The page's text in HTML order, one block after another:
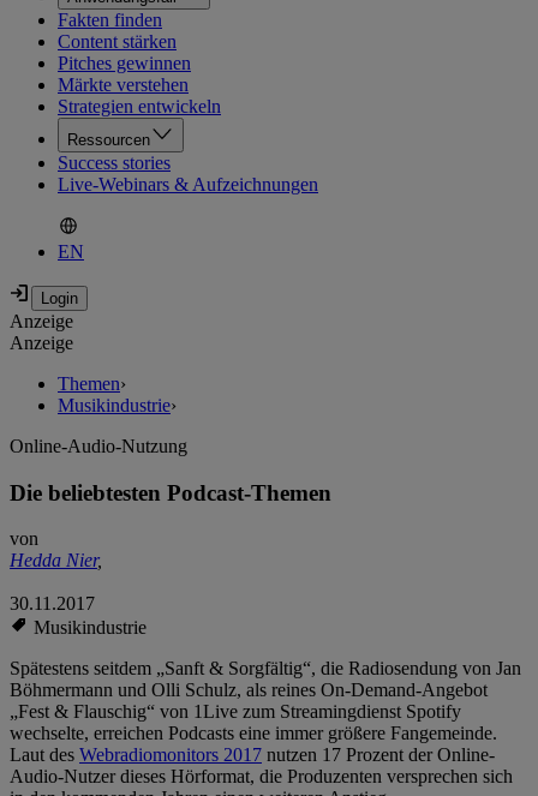
Fakten finden
Content stärken
Pitches gewinnen
Märkte verstehen
Strategien entwickeln
Ressourcen
Success stories
Live-Webinars & Aufzeichnungen
EN
Anzeige
Anzeige
Themen›
Musikindustrie›
Online-Audio-Nutzung
Die beliebtesten Podcast-Themen
von
Hedda Nier,
30.11.2017
Musikindustrie
Spätestens seitdem „Sanft & Sorgfältig“, die Radiosendung von Jan
Böhmermann und Olli Schulz, als reines On-Demand-Angebot
„Fest & Flauschig“ von 1Live zum Streamingdienst Spotify
wechselte, erreichen Podcasts eine immer größere Fangemeinde.
Laut des Webradiomonitors 2017 nutzen 17 Prozent der Online-
Audio-Nutzer dieses Hörformat, die Produzenten versprechen sich